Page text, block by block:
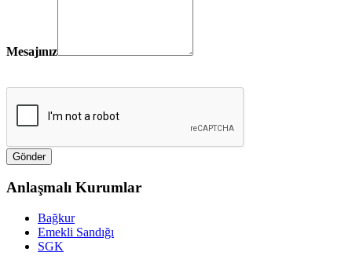
Mesajınız
Anlaşmalı Kurumlar
Bağkur
Emekli Sandığı
SGK